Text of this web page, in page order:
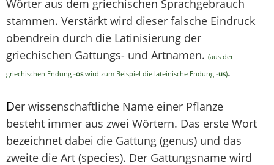
Wörter aus dem griechischen Sprachgebrauch
stammen. Verstärkt wird dieser falsche Eindruck
obendrein durch die Latinisierung der
griechischen Gattungs- und Artnamen. (aus der
griechischen Endung -os wird zum Beispiel die lateinische Endung -us).
Der wissenschaftliche Name einer Pflanze
besteht immer aus zwei Wörtern. Das erste Wort
bezeichnet dabei die Gattung (genus) und das
zweite die Art (species). Der Gattungsname wird